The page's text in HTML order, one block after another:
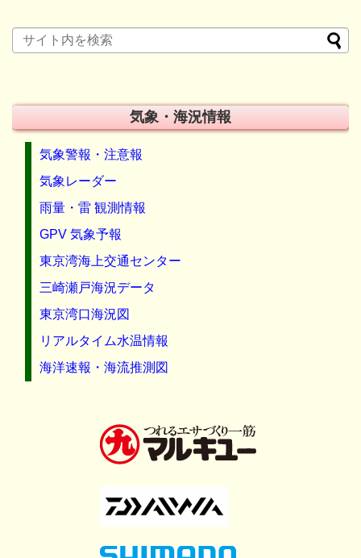
気象・海況情報
気象警報・注意報
気象レーダー
雨量・雷 観測情報
GPV 気象予報
東京湾海上交通センター
三崎瀬戸海況データ
東京湾口海況図
リアルタイム水温情報
海洋速報・海流推測図